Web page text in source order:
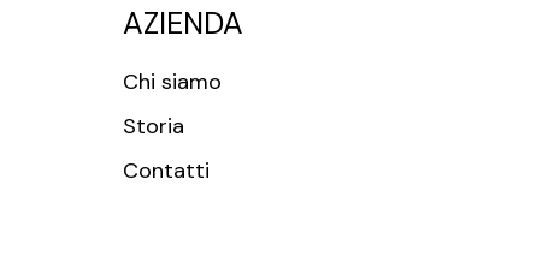
AZIENDA
Chi siamo
Storia
Contatti